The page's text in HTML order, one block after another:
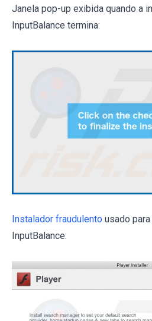
Janela pop-up exibida quando a
InputBalance termina:
Instalador fraudulento usado
InputBalance: